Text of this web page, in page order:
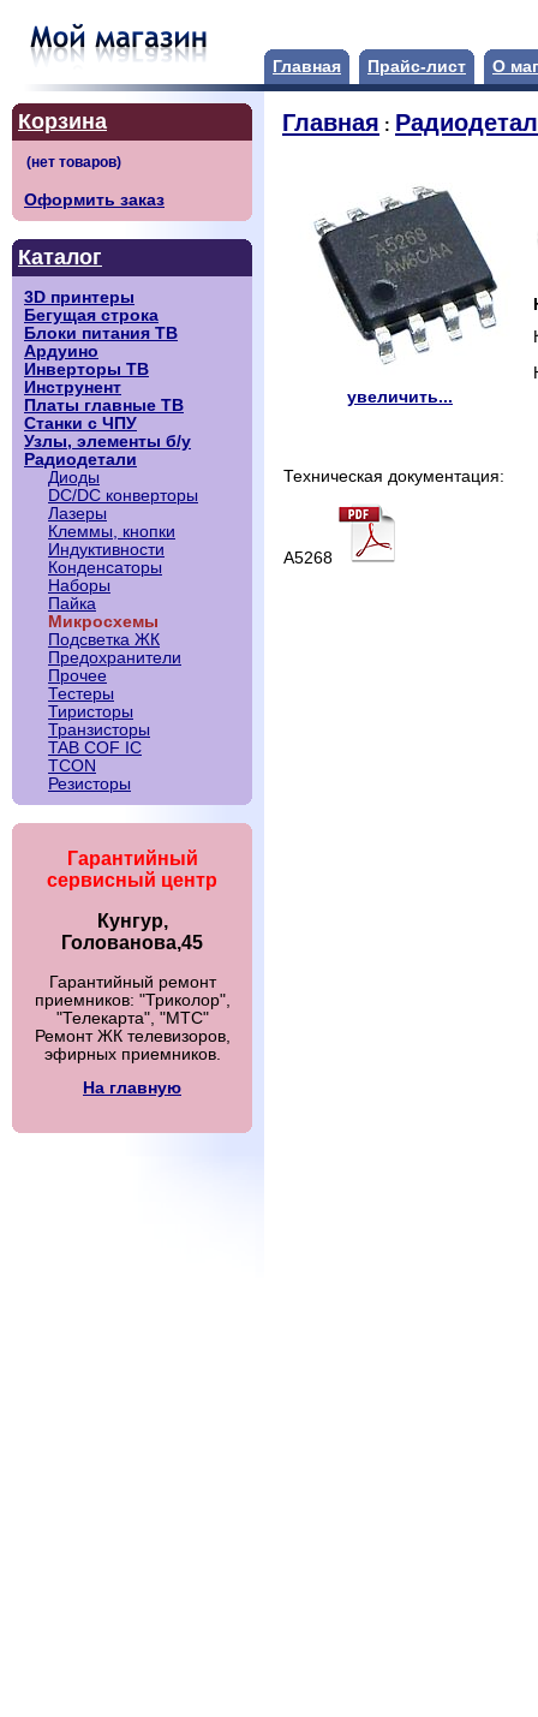
Главная Прайс-лист О
Корзина
Оформить заказ
Каталог
3D принтеры
Бегущая строка
Блоки питания ТВ
Ардуино
Инверторы ТВ
Инструнент
Платы главные ТВ
Станки с ЧПУ
Узлы, элементы б/у
Радиодетали
Диоды
DC/DC конверторы
Лазеры
Клеммы, кнопки
Индуктивности
Конденсаторы
Наборы
Пайка
Микросхемы
Подсветка ЖК
Предохранители
Прочее
Тестеры
Тиристоры
Транзисторы
TAB COF IC
TCON
Резисторы
Гарантийный
сервисный центр
Кунгур,
Голованова,45
Гарантийный ремонт
приемников: "Триколор",
"Телекарта", "МТС"
Ремонт ЖК телевизоров,
эфирных приемников.
На главную
Главная :
увеличить...
Техническая документация:
A5268